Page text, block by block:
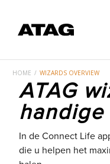
Home
Collectie
HOME / WIZARDS OVERVIEW
ATAG
In de Connect Life
die u helpen het